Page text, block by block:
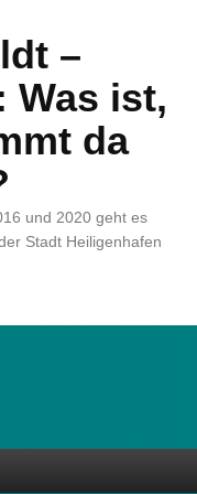
–
Was ist,
da
und 2020 geht es
Stadt Heiligenhafen